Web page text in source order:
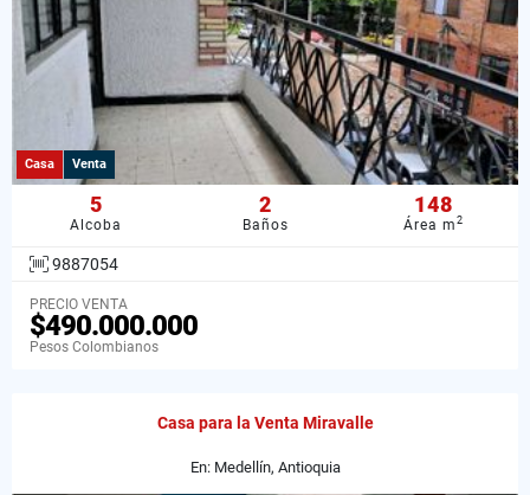
Casa Venta
5
Alcoba
2
Baños
148
Área m2
9887054
PRECIO VENTA
$490.000.000
Pesos Colombianos
Casa para la Venta Miravalle
En: Medellín, Antioquia